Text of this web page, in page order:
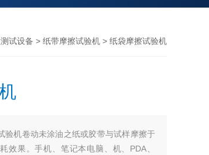
试设备 > 纸带摩擦试验机 > 纸袋摩擦试验机
验机卷动未涂油之纸或胶带与试样摩擦于
效果。手机、笔记本电脑、机、PDA、